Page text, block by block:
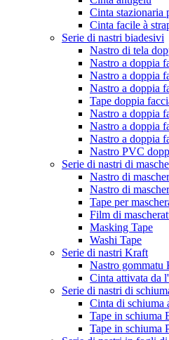
Cinta stazionaria
Cinta facile à
Serie di nastri biadesivi
Nastro di tela
Nastro a doppia
Nastro a doppia
Nastro a doppia
Tape doppia
Nastro a doppia
Nastro a doppia
Nastro a doppia
Nastro PVC
Serie di nastri di
Nastro di
Nastro di
Tape per
Film di
Masking Tape
Washi Tape
Serie di nastri Kraft
Nastro gommatu
Cinta attivata da
Serie di nastri di
Cinta di schiuma
Tape in schiuma
Tape in schiuma